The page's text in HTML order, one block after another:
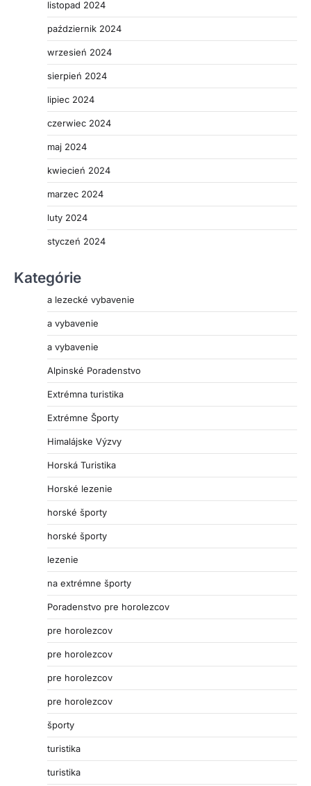
listopad 2024
październik 2024
wrzesień 2024
sierpień 2024
lipiec 2024
czerwiec 2024
maj 2024
kwiecień 2024
marzec 2024
luty 2024
styczeń 2024
Kategórie
a lezecké vybavenie
a vybavenie
a vybavenie
Alpinské Poradenstvo
Extrémna turistika
Extrémne Športy
Himalájske Výzvy
Horská Turistika
Horské lezenie
horské športy
horské športy
lezenie
na extrémne športy
Poradenstvo pre horolezcov
pre horolezcov
pre horolezcov
pre horolezcov
pre horolezcov
športy
turistika
turistika